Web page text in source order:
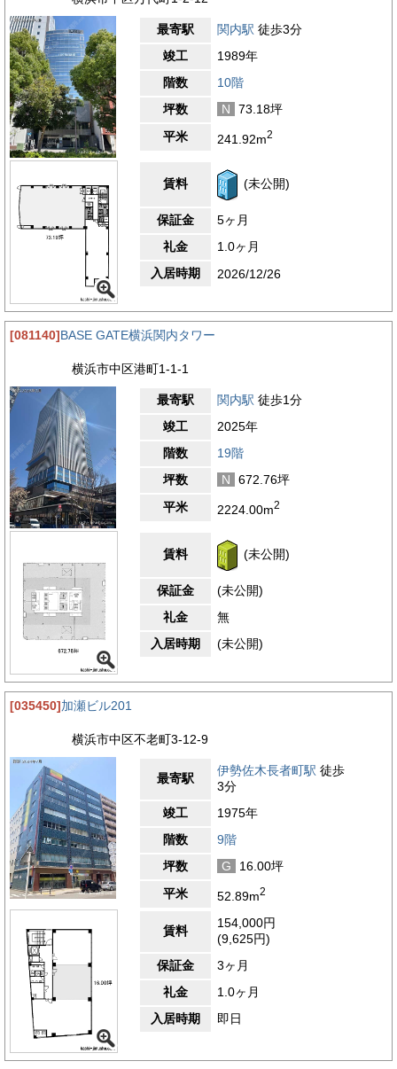
最寄駅 関内駅 徒歩3分
竣工
1989年
階数
10階
坪数
N
73.18坪
平米
241.92m2
賃料 (未公開)
保証金
5ヶ月
礼金
1.0ヶ月
入居時期
2026/12/26
[081140]BASE GATE横浜関内タワー
横浜市中区港町1-1-1
最寄駅 関内駅 徒歩1分
竣工
2025年
階数
19階
坪数
N
672.76坪
平米
2224.00m2
賃料 (未公開)
保証金
(未公開)
礼金
無
入居時期
(未公開)
[035450]加瀬ビル201
横浜市中区不老町3-12-9
最寄駅
伊勢佐木長者町駅 徒歩
3分
竣工
1975年
階数
9階
坪数
G
16.00坪
平米
52.89m2
賃料
154,000円
(9,625円)
保証金
3ヶ月
礼金
1.0ヶ月
入居時期
即日